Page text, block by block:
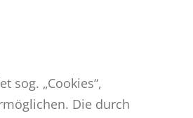
sog. „Cookies“,
Die durch